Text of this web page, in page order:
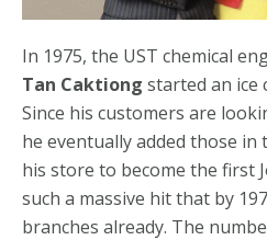
In 1975, the UST chemical
Tan Caktiong started an ice
Since his customers are
he eventually added those
his store to become the first
such a massive hit that by
branches already. The